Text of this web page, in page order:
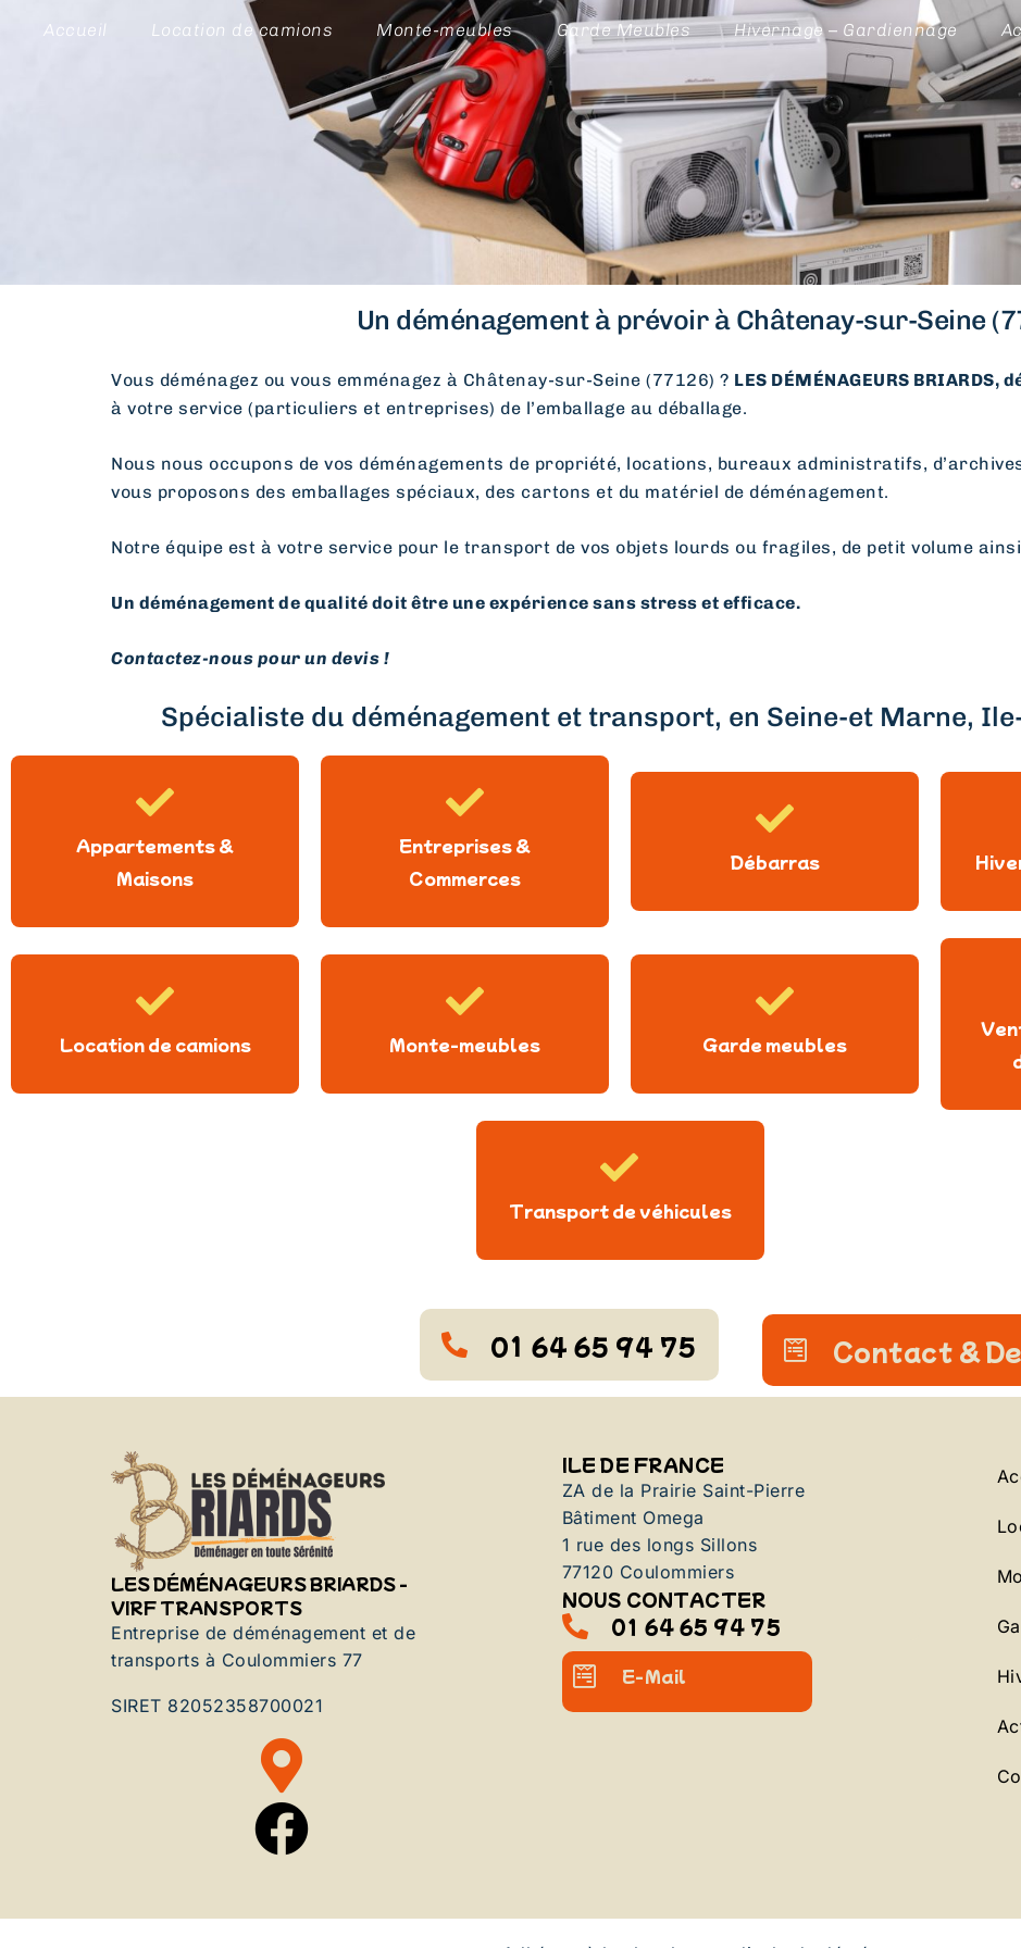
Accueil Location de camions Monte-meubles Garde Meubles Hivernage – Gardiennage
Un déménagement à prévoir à Châtenay-sur-Seine
Vous déménagez ou vous emménagez à Châtenay-sur-Seine (77126) ? LES DÉMÉNAGEURS
à votre service (particuliers et entreprises) de l’emballage au déballage.
Nous nous occupons de vos déménagements de propriété, locations, bureaux administratifs,
vous proposons des emballages spéciaux, des cartons et du matériel de déménagement.
Notre équipe est à votre service pour le transport de vos objets lourds ou fragiles, de petit volume ainsi
Un déménagement de qualité doit être une expérience sans stress et efficace.
Contactez-nous pour un devis !
Spécialiste du déménagement et transport, en Seine-et Marne,
Appartements &
Maisons
Entreprises &
Commerces
Débarras
Location de camions Monte-meubles Garde meubles
Transport de véhicules
01 64 65 94 75 Contact &
LES DÉMÉNAGEURS BRIARDS -
VIRF TRANSPORTS
Entreprise de déménagement et de
transports à Coulommiers 77
SIRET 82052358700021
ILE DE FRANCE
ZA de la Prairie Saint-Pierre
Bâtiment Omega
1 rue des longs Sillons
77120 Coulommiers
NOUS CONTACTER
01 64 65 94 75
E-Mail